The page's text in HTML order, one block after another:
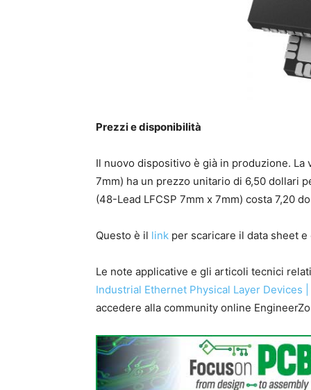
Prezzi e disponibilità
Il nuovo dispositivo è già in produzione. La
7mm) ha un prezzo unitario di 6,50 dollari
(48-Lead LFCSP 7mm x 7mm) costa 7,20
Questo è il link per scaricare il data sheet
Le note applicative e gli articoli tecnici
Industrial Ethernet Physical Layer Devices
accedere alla community online